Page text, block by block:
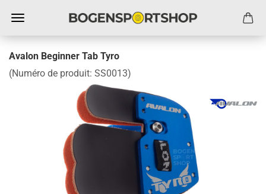
Avalon Beginner Tab Tyro
(Numéro de produit: SS0013)